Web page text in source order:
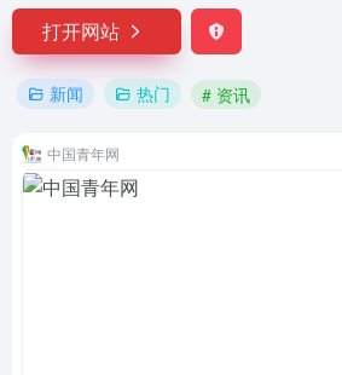
打开网站
新闻 热门 # 资讯
中国青年网